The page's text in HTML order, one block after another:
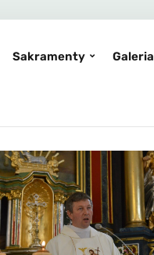
Sakramenty Galeria